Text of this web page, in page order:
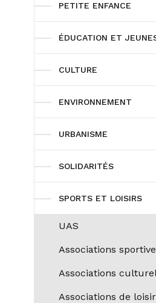
PETITE ENFANCE
ÉDUCATION ET
CULTURE
ENVIRONNEMENT
URBANISME
SOLIDARITÉS
SPORTS ET LOISIRS
UAS
Associations
Associations
Associations de